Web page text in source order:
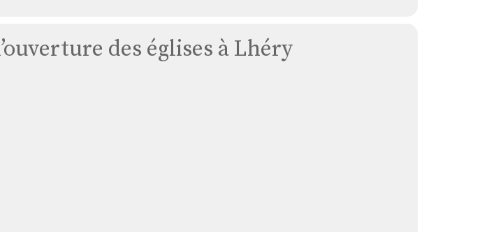
des églises à Lhéry